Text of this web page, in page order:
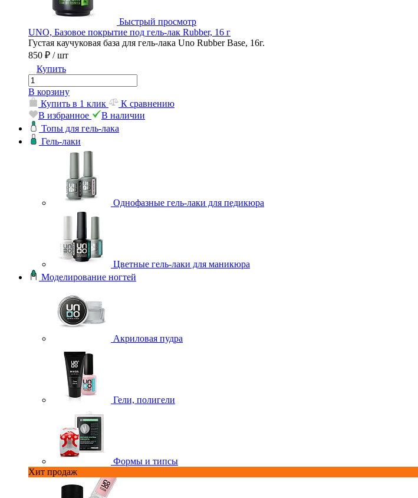
Быстрый просмотр
UNO, Базовое покрытие под гель-лак Rubber, 16 г
Густая каучуковая база для гель-лака Uno Rubber Base, 16г.
850 ₽ / шт
Купить
В корзину
Купить в 1 клик
К сравнению
В избранное
В наличии
Топы для гель-лака
Гель-лаки
Однофазные гель-лаки для педикюра
Цветные гель-лаки для маникюра
Моделирование ногтей
Акриловая пудра
Гели, полигели
Формы и типсы
Хит продаж